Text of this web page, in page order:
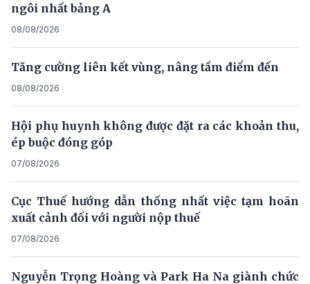
ngôi nhất bảng A
08/08/2026
Tăng cường liên kết vùng, nâng tầm điểm đến
08/08/2026
Hội phụ huynh không được đặt ra các khoản thu,
ép buộc đóng góp
07/08/2026
Cục Thuế hướng dẫn thống nhất việc tạm hoãn
xuất cảnh đối với người nộp thuế
07/08/2026
Nguyễn Trọng Hoàng và Park Ha Na giành chức